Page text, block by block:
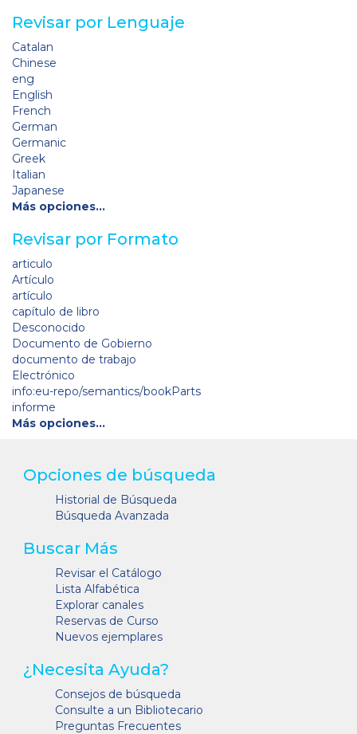
Revisar por Lenguaje
Catalan
Chinese
eng
English
French
German
Germanic
Greek
Italian
Japanese
Más opciones…
Revisar por Formato
articulo
Artículo
artículo
capítulo de libro
Desconocido
Documento de Gobierno
documento de trabajo
Electrónico
info:eu-repo/semantics/bookParts
informe
Más opciones…
Opciones de búsqueda
Historial de Búsqueda
Búsqueda Avanzada
Buscar Más
Revisar el Catálogo
Lista Alfabética
Explorar canales
Reservas de Curso
Nuevos ejemplares
¿Necesita Ayuda?
Consejos de búsqueda
Consulte a un Bibliotecario
Preguntas Frecuentes